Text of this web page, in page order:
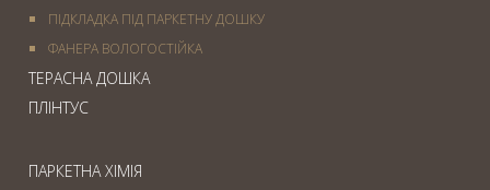
ПІДКЛАДКА ПІД ПАРКЕТНУ ДОШКУ
ФАНЕРА ВОЛОГОСТІЙКА
ТЕРАСНА ДОШКА
ПЛІНТУС
ПАРКЕТНА ХІМІЯ